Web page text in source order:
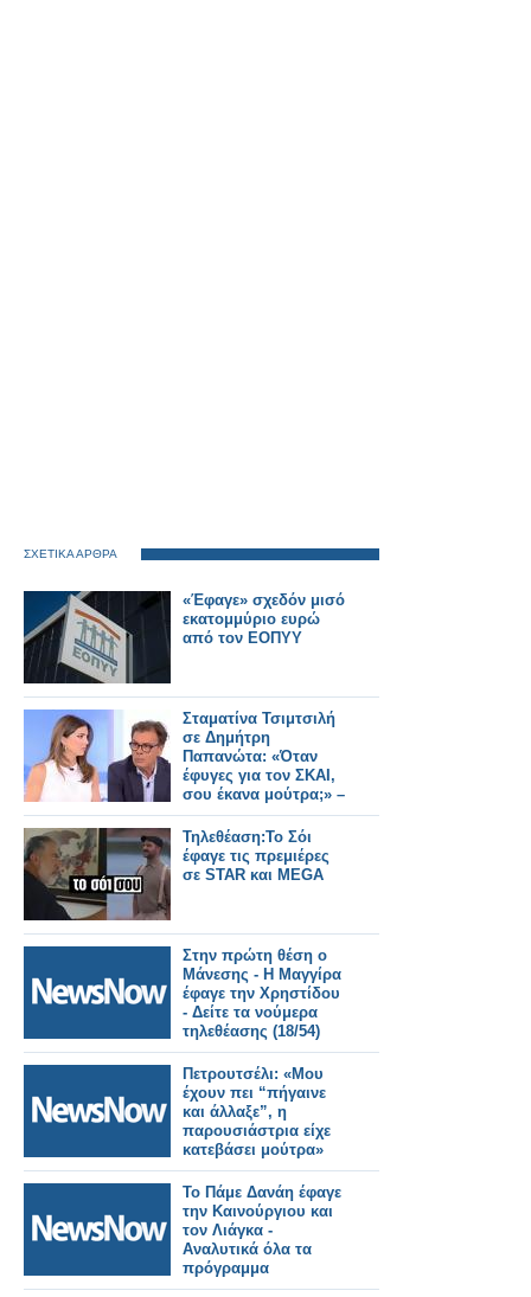
ΣΧΕΤΙΚΑ ΑΡΘΡΑ
«Έφαγε» σχεδόν μισό
εκατομμύριο ευρώ
από τον ΕΟΠΥΥ
Σταματίνα Τσιμτσιλή
σε Δημήτρη
Παπανώτα: «Όταν
έφυγες για τον ΣΚΑΙ,
σου έκανα μούτρα;» –
«Δεν...»
Τηλεθέαση:Το Σόι
έφαγε τις πρεμιέρες
σε STAR και MEGA
Στην πρώτη θέση ο
Μάνεσης - Η Μαγγίρα
έφαγε την Χρηστίδου
- Δείτε τα νούμερα
τηλεθέασης (18/54)
14/10/2023
Πετρουτσέλι: «Μου
έχουν πει “πήγαινε
και άλλαξε”, η
παρουσιάστρια είχε
κατεβάσει μούτρα»
Το Πάμε Δανάη έφαγε
την Καινούργιου και
τον Λιάγκα -
Αναλυτικά όλα τα
πρόγραμμα
(5/10/2023)